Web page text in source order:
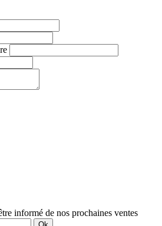
informé de nos prochaines ventes